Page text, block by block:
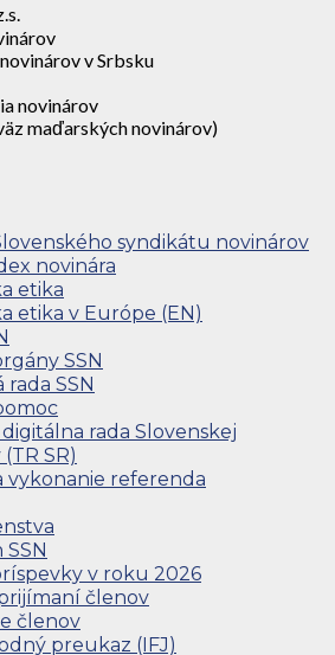
v Srbsku
novinárov
maďarských novinárov)
syndikátu novinárov
novinára
etika
etika v Európe (EN)
SSN
SSN
rada Slovenskej
SR)
vykonanie referenda
v roku 2026
členov
členov
preukaz (IFJ)